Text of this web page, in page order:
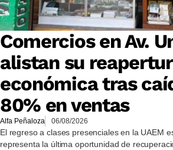
Comercios en Av.
alistan su
económica tras
80% en ventas
Alfa Peñaloza 06/08/2026
El regreso a clases presenciales en la UAEM
representa la última oportunidad de